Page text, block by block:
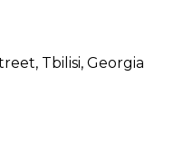
Tbilisi, Georgia